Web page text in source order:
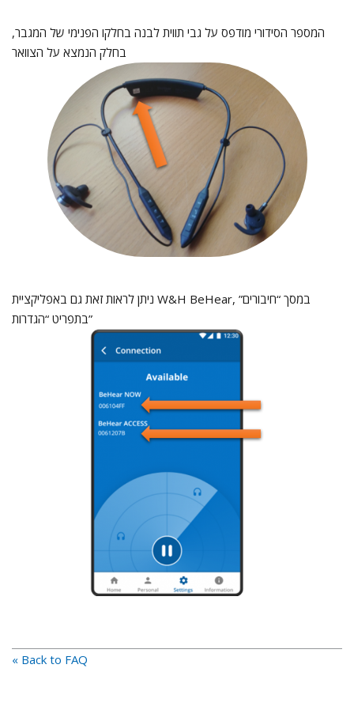
המספר הסידורי מודפס על גבי תווית לבנה בחלקו הפנימי של המגבר,
בחלק הנמצא על הצוואר
ניתן לראות זאת גם באפליקציית W&H BeHear, במסך “חיבורים”
בתפריט “הגדרות”
« Back to FAQ